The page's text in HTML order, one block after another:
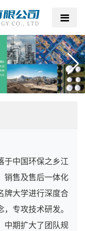
中国环保之乡江
销售及售后一体化
牌大学进行深度合
专攻技术研发。
中期扩大了团队规